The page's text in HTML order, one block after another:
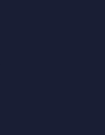
Yêu Cầu –
được đánh giá là giải